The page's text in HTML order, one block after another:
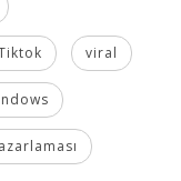
viral